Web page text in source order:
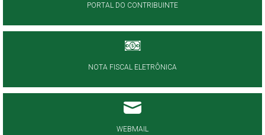
PORTAL DO CONTRIBUINTE
NOTA FISCAL ELETRÔNICA
WEBMAIL